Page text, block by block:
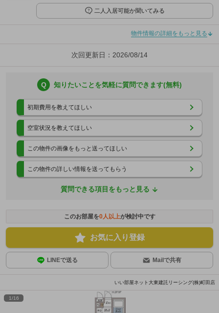
二人入居可能か聞いてみる
物件情報の詳細をもっと見る
次回更新日：2026/08/14
Q 知りたいことを気軽に質問できます(無料)
初期費用を教えてほしい
空室状況を教えてほしい
この物件の画像をもっと送ってほしい
この物件の詳しい情報を送ってもらう
質問できる項目をもっと見る
このお部屋を0人以上が検討中です
お気に入り登録
LINEで送る Mailで共有
いい部屋ネット大東建託リーシング(株)町田店
1/16